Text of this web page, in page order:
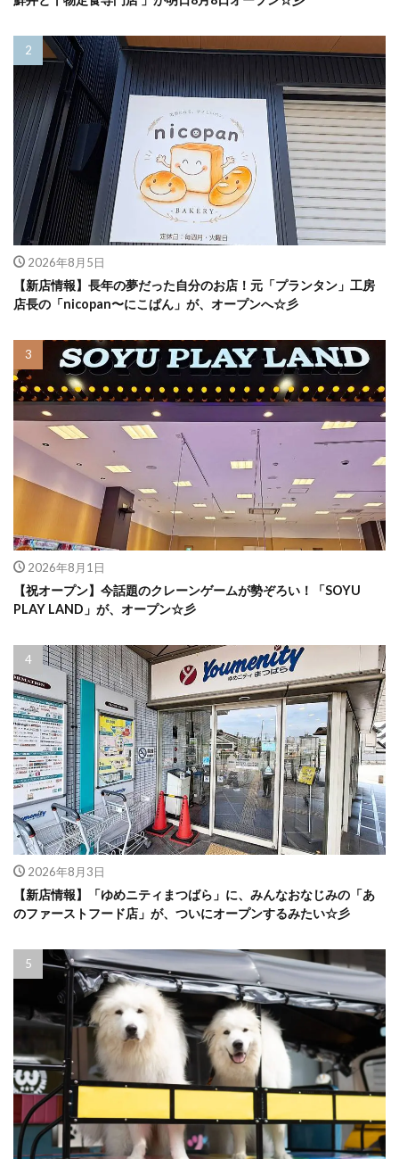
2026年8月5日
【新店情報】長年の夢だった自分のお店！元「プランタン」工房
店長の「nicopan〜にこぱん」が、オープンへ☆彡
2026年8月1日
【祝オープン】今話題のクレーンゲームが勢ぞろい！「SOYU
PLAY LAND」が、オープン☆彡
2026年8月3日
【新店情報】「ゆめニティまつばら」に、みんなおなじみの「あ
のファーストフード店」が、ついにオープンするみたい☆彡